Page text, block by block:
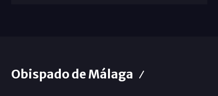
Obispado de Málaga